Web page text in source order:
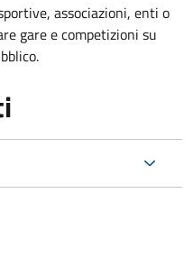
associazioni, enti o
gare e competizioni su